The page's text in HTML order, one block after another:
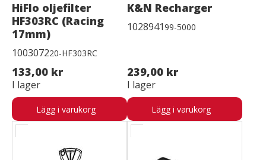
HiFlo oljefilter
HF303RC (Racing
17mm)
100307220-HF303RC
133,00 kr
I lager
Lägg i varukorg
K&N Recharger
102894199-5000
239,00 kr
I lager
Lägg i varukorg